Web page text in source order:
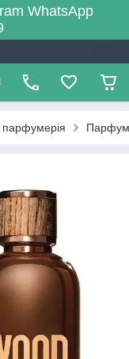
WhatsApp
парфумерія